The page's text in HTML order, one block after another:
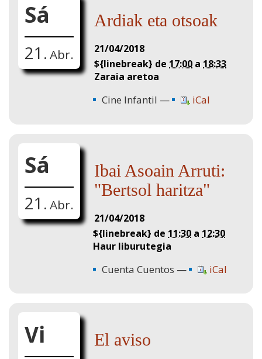
Sá
21. Abr.
Ardiak eta otsoak
21/04/2018
${linebreak} de 17:00 a 18:33
Zaraia aretoa
Cine Infantil iCal
Sá
21. Abr.
Ibai Asoain Arruti:
"Bertsol haritza"
21/04/2018
${linebreak} de 11:30 a 12:30
Haur liburutegia
Cuenta Cuentos iCal
Vi El aviso